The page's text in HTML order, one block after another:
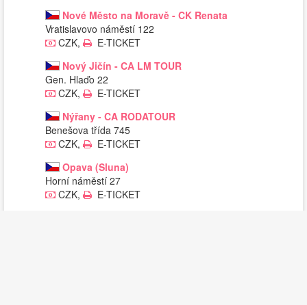
Nové Město na Moravě - CK Renata
Vratislavovo náměstí 122
CZK,
E-TICKET
Nový Jičín - CA LM TOUR
Gen. Hlaďo 22
CZK,
E-TICKET
Nýřany - CA RODATOUR
Benešova třída 745
CZK,
E-TICKET
Opava (Sluna)
Horní náměstí 27
CZK,
E-TICKET